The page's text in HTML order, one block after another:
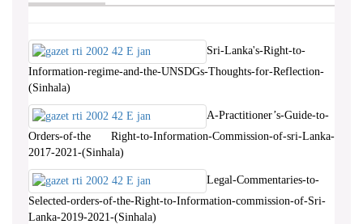
Sri-Lanka's-Right-to-
Information-regime-and-the-UNSDGs-Thoughts-for-Reflection-
(Sinhala)
A-Practitioner’s-Guide-to-
Orders-of-the Right-to-Information-Commission-of-sri-Lanka-
2017-2021-(Sinhala)
Legal-Commentaries-to-
Selected-orders-of-the-Right-to-Information-commission-of-Sri-
Lanka-2019-2021-(Sinhala)